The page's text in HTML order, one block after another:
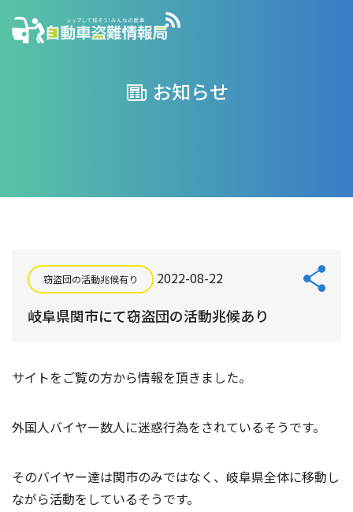
お知らせ
窃盗団の活動兆候有り 2022-08-22
岐阜県関市にて窃盗団の活動兆候あり
サイトをご覧の方から情報を頂きました。
外国人バイヤー数人に迷惑行為をされているそうです。
そのバイヤー達は関市のみではなく、岐阜県全体に移動し
ながら活動をしているそうです。